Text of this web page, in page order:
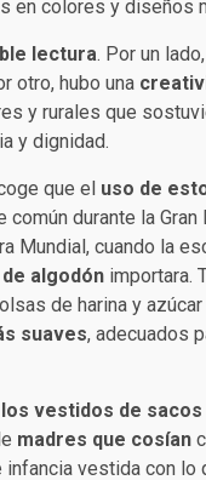
en colores y diseños
lectura. Por un
otro, hubo una
y rurales que
y dignidad.
que el uso de
común durante la
Mundial, cuando la
algodón importara.
de harina y
suaves, adecuados
los vestidos de sacos
madres que cosían
infancia vestida con lo